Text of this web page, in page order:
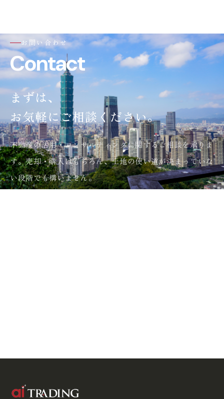
お問い合わせ
Contact
まずは、
お気軽にご相談ください。
不動産の活用・コンサルティングに関するご相談を承りま
す。売却・購入はもちろん、土地の使い道が決まっていな
い段階でも構いません。